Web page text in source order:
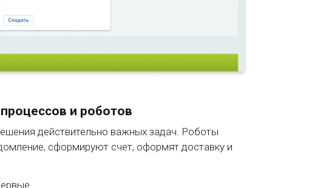
и роботов
действительно важных задач. Роботы
сформируют счет, оформят доставку и